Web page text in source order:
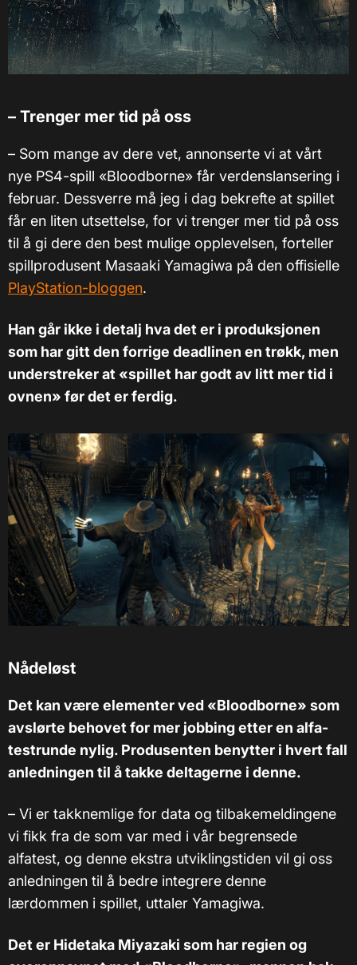
– Trenger mer tid på oss
– Som mange av dere vet, annonserte vi at vårt
nye PS4-spill «Bloodborne» får verdenslansering i
februar. Dessverre må jeg i dag bekrefte at spillet
får en liten utsettelse, for vi trenger mer tid på oss
til å gi dere den best mulige opplevelsen, forteller
spillprodusent Masaaki Yamagiwa på den offisielle
PlayStation-bloggen.
Han går ikke i detalj hva det er i produksjonen
som har gitt den forrige deadlinen en trøkk, men
understreker at «spillet har godt av litt mer tid i
ovnen» før det er ferdig.
Nådeløst
Det kan være elementer ved «Bloodborne» som
avslørte behovet for mer jobbing etter en alfa-
testrunde nylig. Produsenten benytter i hvert fall
anledningen til å takke deltagerne i denne.
– Vi er takknemlige for data og tilbakemeldingene
vi fikk fra de som var med i vår begrensede
alfatest, og denne ekstra utviklingstiden vil gi oss
anledningen til å bedre integrere denne
lærdommen i spillet, uttaler Yamagiwa.
Det er Hidetaka Miyazaki som har regien og